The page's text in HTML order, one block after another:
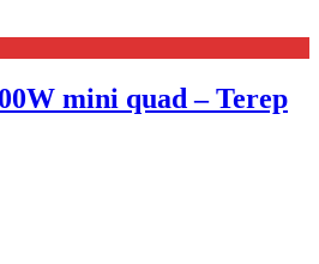
mini quad – Terep